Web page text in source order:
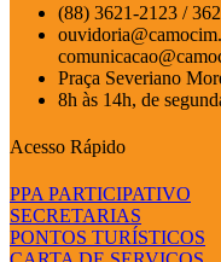
(88) 3621-2123 /
Praça Severiano
8h às 14h, de
Acesso Rápido
PPA PARTICIPATIVO
SECRETARIAS
PONTOS TURÍSTICOS